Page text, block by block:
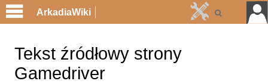
Tekst źródłowy strony
Gamedriver
ArkadiaWiki